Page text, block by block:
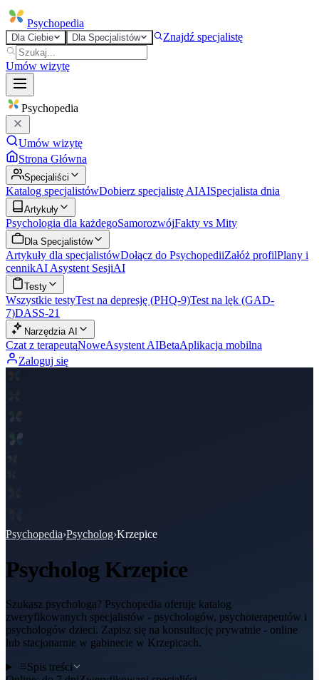
Psychopedia
Dla Ciebie Dla Specjalistów Znajdź specjalistę
Umów wizytę
Psychopedia
Umów wizytę
Strona Główna
Specjaliści
Katalog specjalistówDobierz specjalistę AIAISpecjalista dnia
Artykuły
Psychologia dla każdegoSamorozwójFakty vs Mity
Dla Specjalistów
Artykuły dla specjalistówDołącz do PsychopediiZałóż profilPlany i
cennikAI Asystent SesjiAI
Testy
Wszystkie testyTest na depresję (PHQ-9)Test na lęk (GAD-
7)DASS-21
Narzędzia AI
Czat z terapeutąNoweAsystent AIBetaAplikacja mobilna
Zaloguj się
Psychopedia›Psycholog›Krzepice
Psycholog Krzepice
Szukasz psychologa? Psychopedia oferuje katalog
zweryfikowanych specjalistów - psychologów, psychoterapeutów i
psychologów dzieci. Zapisz się na konsultację prywatnie - online
lub stacjonarnie w gabinecie w Krzepicach.
Spis treści